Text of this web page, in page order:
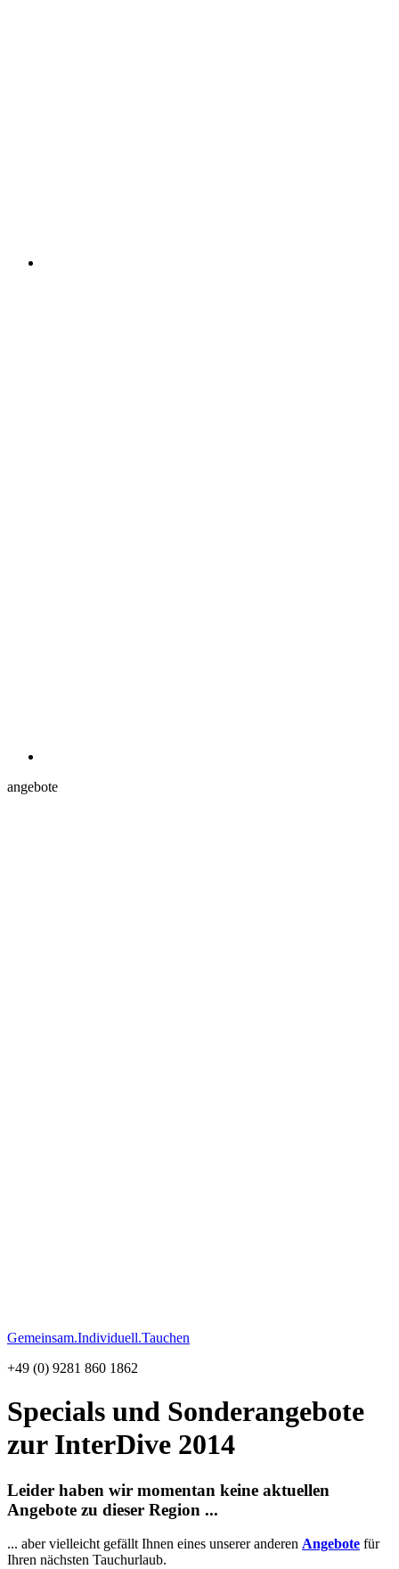
angebote
Gemeinsam.Individuell.Tauchen
+49 (0) 9281 860 1862
Specials und Sonderangebote
zur InterDive 2014
Leider haben wir momentan keine aktuellen
Angebote zu dieser Region ...
... aber vielleicht gefällt Ihnen eines unserer anderen Angebote für
Ihren nächsten Tauchurlaub.